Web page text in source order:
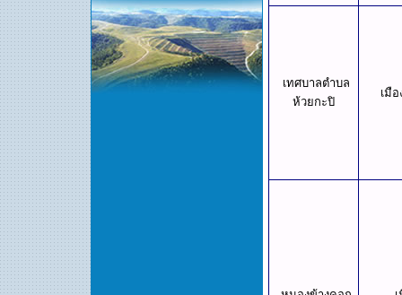
เทศบาลตำบล
ห้วยกะปิ
เมื